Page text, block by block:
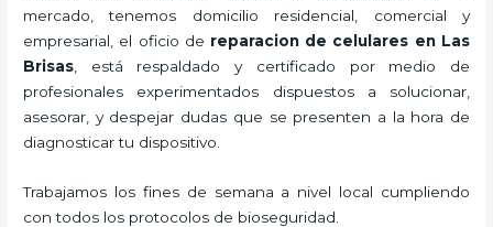
mercado, tenemos domicilio residencial, comercial y
empresarial, el oficio de reparacion de celulares en Las
Brisas , está respaldado y certificado por medio de
profesionales experimentados dispuestos a solucionar,
asesorar, y despejar dudas que se presenten a la hora de
diagnosticar tu dispositivo.
Trabajamos los fines de semana a nivel local cumpliendo
con todos los protocolos de bioseguridad.